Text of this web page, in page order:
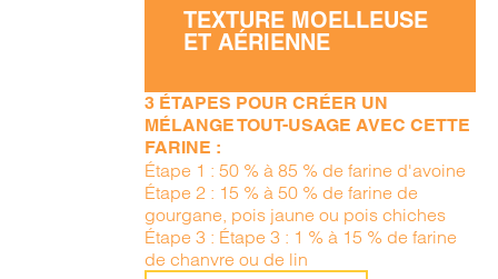
TEXTURE MOELLEUSE
ET AÉRIENNE
3 ÉTAPES POUR CRÉER UN
MÉLANGE TOUT-USAGE AVEC CETTE
FARINE :
Étape 1 : 50 % à 85 % de farine d'avoine
Étape 2 : 15 % à 50 % de farine de
gourgane, pois jaune ou pois chiches
Étape 3 : Étape 3 : 1 % à 15 % de farine
de chanvre ou de lin